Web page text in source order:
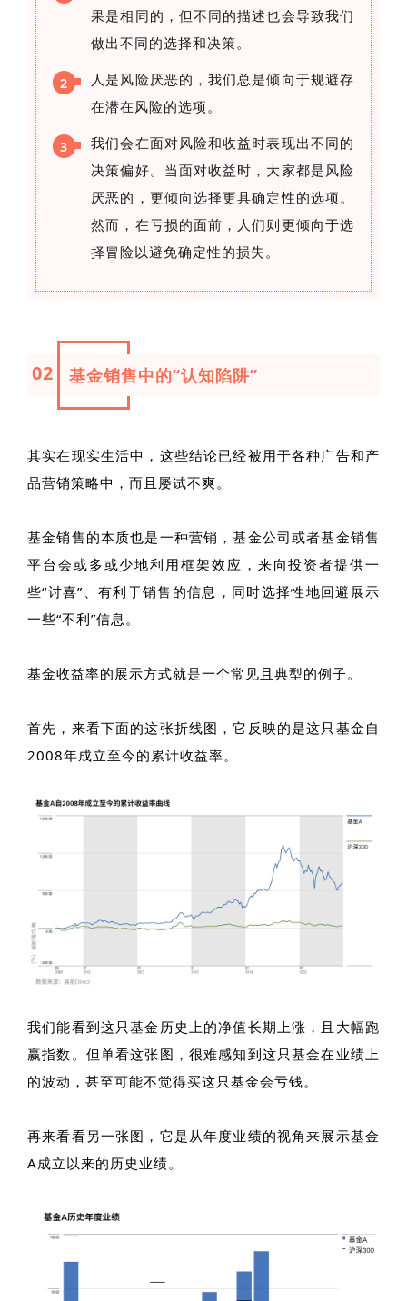
果是相同的，但不同的描述也会导致我们
做出不同的选择和决策。
2
人是风险厌恶的，我们总是倾向于规避存
在潜在风险的选项。
3
我们会在面对风险和收益时表现出不同的
决策偏好。当面对收益时，大家都是风险
厌恶的，更倾向选择更具确定性的选项。
然而，在亏损的面前，人们则更倾向于选
择冒险以避免确定性的损失。
02 基金销售中的“认知陷阱”
其实在现实生活中，这些结论已经被用于各种广告和产
品营销策略中，而且屡试不爽。
基金销售的本质也是一种营销，基金公司或者基金销售
平台会或多或少地利用框架效应，来向投资者提供一
些“讨喜”、有利于销售的信息，同时选择性地回避展示
一些“不利”信息。
基金收益率的展示方式就是一个常见且典型的例子。
首先，来看下面的这张折线图，它反映的是这只基金自
2008年成立至今的累计收益率。
我们能看到这只基金历史上的净值长期上涨，且大幅跑
赢指数。但单看这张图，很难感知到这只基金在业绩上
的波动，甚至可能不觉得买这只基金会亏钱。
再来看看另一张图，它是从年度业绩的视角来展示基金
A成立以来的历史业绩。